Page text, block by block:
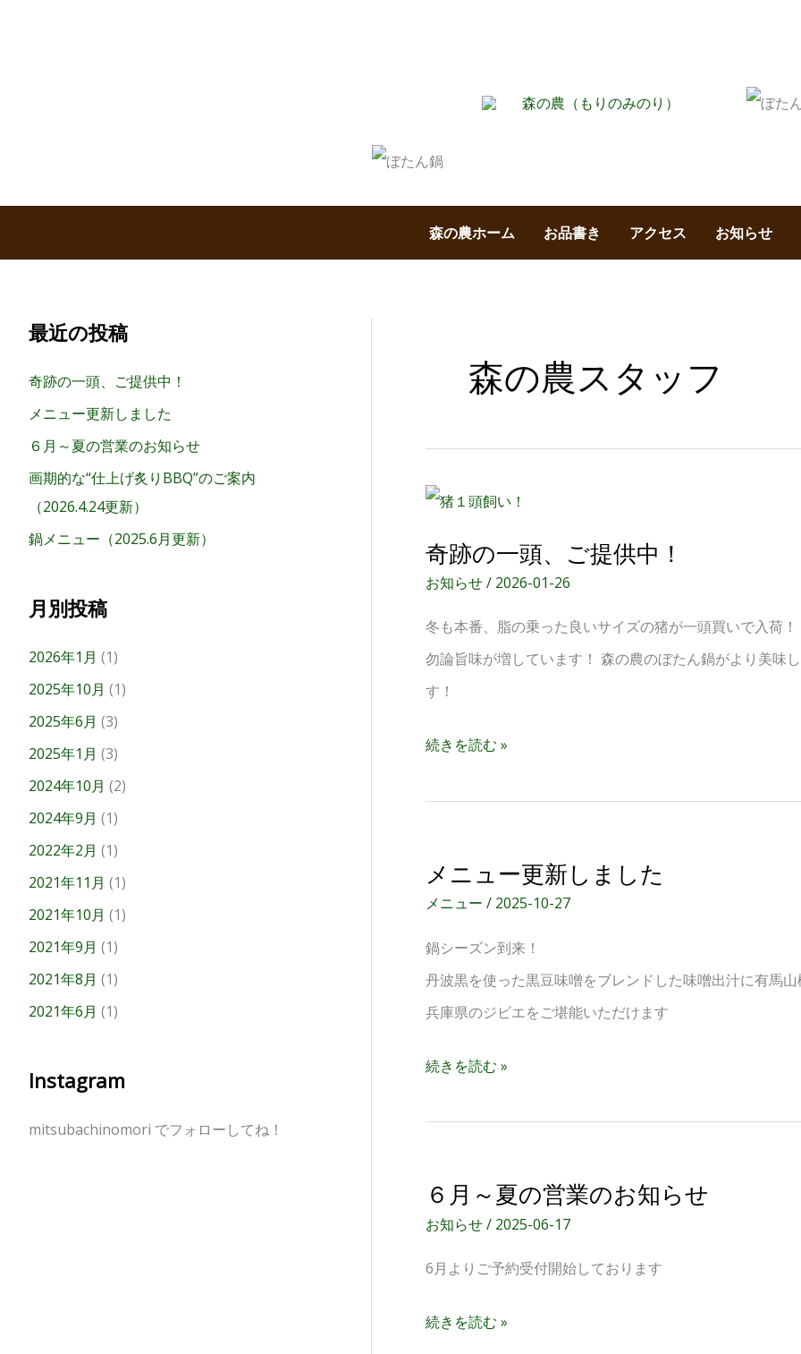
プ
森の農ホーム
お品書き アクセス お知らせ
最近の投稿
奇跡の一頭、ご提供中！
メニュー更新しました
６月～夏の営業のお知らせ
画期的な“仕上げ炙りBBQ”のご案内
（2026.4.24更新）
鍋メニュー（2025.6月更新）
月別投稿
2026年1月 (1)
2025年10月 (1)
2025年6月 (3)
2025年1月 (3)
2024年10月 (2)
2024年9月 (1)
2022年2月 (1)
2021年11月 (1)
2021年10月 (1)
2021年9月 (1)
2021年8月 (1)
2021年6月 (1)
Instagram
mitsubachinomori でフォローしてね！
森の農スタッフ
奇跡の一頭、ご提供中！
お知らせ/ 2026-01-26
冬も本番、脂の乗った良いサイズの猪が一頭買いで入荷
勿論旨味が増しています！ 森の農のぼたん鍋がより美味
す！
奇
の
一
頭、
ご
提
中！
続きを読む »
メニュー更新しました
メニュー / 2025-10-27
鍋シーズン到来！
丹波黒を使った黒豆味噌をブレンドした味噌出汁に有馬
兵庫県のジビエをご堪能いただけます
ニ
ー
更
新
ま
続きを読む »
６月～夏の営業のお知らせ
お知らせ/ 2025-06-17
6月よりご予約受付開始しております
月
～
夏
営
続きを読む »